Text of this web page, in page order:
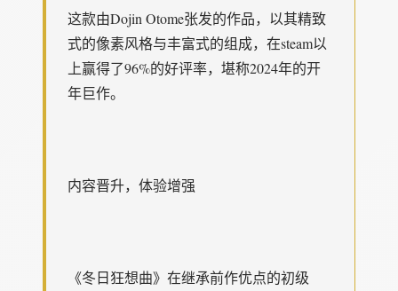
这款由Dojin Otome张发的作品，以其精致
式的像素风格与丰富式的组成，在steam以
上赢得了​​96%的好评率​​，堪称2024年的开
年巨作。
内容晋升，体验增强
《冬日狂想曲》在继承前作优点的初级